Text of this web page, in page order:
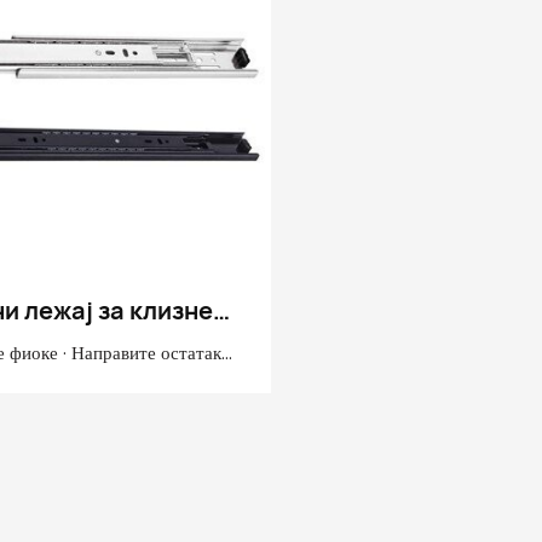
савршено решавају
Одаберите аосите хардвер
ЛОАДСЕ ЗА
лежај за клизне
· Направите остатак